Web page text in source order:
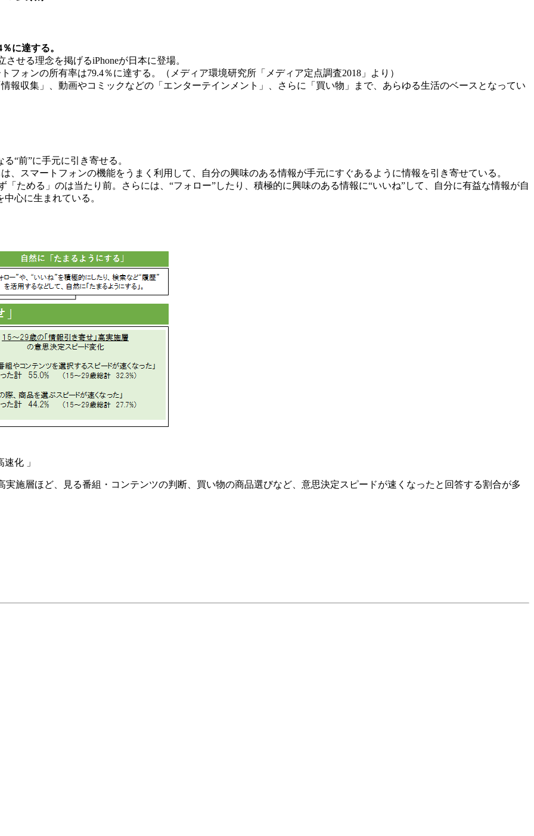
に達する。
させる理念を掲げるiPhoneが日本に登場。
ォンの所有率は79.4％に達する。（メディア環境研究所「メディア定点調査2018」より）
報収集」、動画やコミックなどの「エンターテインメント」、さらに「買い物」まで、あらゆる生活のベースとなってい
“前”に手元に引き寄せる。
、スマートフォンの機能をうまく利用して、自分の興味のある情報が手元にすぐあるように情報を引き寄せている。
「ためる」のは当たり前。さらには、“フォロー”したり、積極的に興味のある情報に“いいね”して、自分に有益な情報が自
心に生まれている。
化 」
施層ほど、見る番組・コンテンツの判断、買い物の商品選びなど、意思決定スピードが速くなったと回答する割合が多